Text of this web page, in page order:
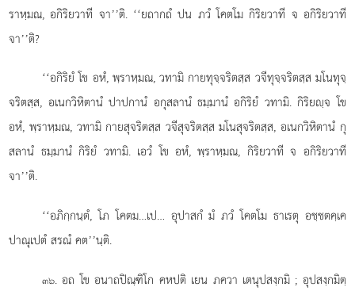
ราหฺมณ, อกิริยวาที จา’’ติ. ‘‘ยถากถํ ปน ภวํ โคตโม กิริยวาที จ อกิริยวาที
จา’’ติ?
‘‘อกิริยํ โข อหํ, พฺราหฺมณ, วทามิ กายทุจฺจริตสฺส วจีทุจฺจริตสฺส มโนทุจฺ
จริตสฺส, อเนกวิหิตานํ ปาปกานํ อกุสลานํ ธมฺมานํ อกิริยํ วทามิ. กิริยฺจ โข
อหํ, พฺราหฺมณ, วทามิ กายสุจริตสฺส วจีสุจริตสฺส มโนสุจริตสฺส, อเนกวิหิตานํ กุ
สลานํ ธมฺมานํ กิริยํ วทามิ. เอวํ โข อหํ, พฺราหฺมณ, กิริยวาทีจ อกิริยวาที
จา’’ติ.
‘‘อภิกฺกนฺตํ, โภ โคตม…เป… อุปาสกํ มํ ภวํ โคตโม ธาเรตุ อชฺชตคฺเค
ปาณุเปตํ สรณํ คต’’นฺติ.
๓๖. อถ โข อนาถปิณฺฑิโก คหปติ เยน ภควา เตนุปสงฺกมิ; อุปสงฺกมิตฺ